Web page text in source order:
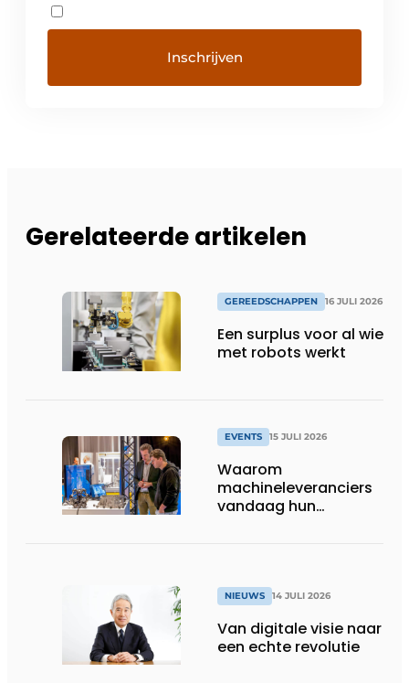
Gerelateerde artikelen
GEREEDSCHAPPEN 16 JULI 2026
Een surplus voor al wie
met robots werkt
EVENTS 15 JULI 2026
Waarom
machineleveranciers
vandaag hun
NIEUWS 14 JULI 2026
Van digitale visie naar
een echte revolutie